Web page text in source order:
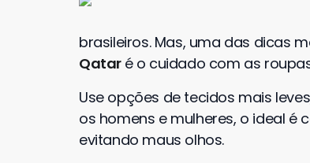
brasileiros. Mas, uma das dicas
Qatar é o cuidado com as
Use opções de tecidos mais
os homens e mulheres, o ideal
evitando maus olhos.